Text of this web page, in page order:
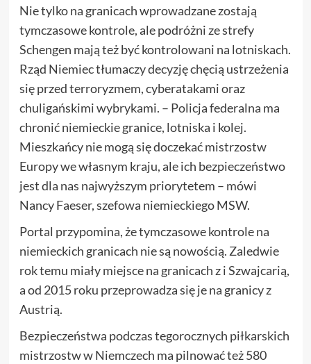
Nie tylko na granicach wprowadzane zostają
tymczasowe kontrole, ale podróżni ze strefy
Schengen mają też być kontrolowani na lotniskach.
Rząd Niemiec tłumaczy decyzję chęcią ustrzeżenia
się przed terroryzmem, cyberatakami oraz
chuligańskimi wybrykami. – Policja federalna ma
chronić niemieckie granice, lotniska i kolej.
Mieszkańcy nie mogą się doczekać mistrzostw
Europy we własnym kraju, ale ich bezpieczeństwo
jest dla nas najwyższym priorytetem – mówi
Nancy Faeser, szefowa niemieckiego MSW.
Portal przypomina, że tymczasowe kontrole na
niemieckich granicach nie są nowością. Zaledwie
rok temu miały miejsce na granicach z i Szwajcarią,
a od 2015 roku przeprowadza się je na granicy z
Austrią.
Bezpieczeństwa podczas tegorocznych piłkarskich
mistrzostw w Niemczech ma pilnować też 580